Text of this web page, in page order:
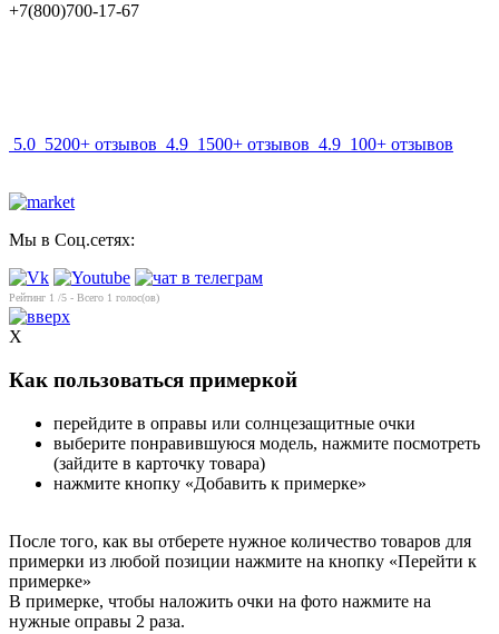
+7(800)700-17-67
5.0 5200+ отзывов 4.9 1500+ отзывов 4.9 100+ отзывов
Мы в Соц.сетях:
Рейтинг 1 /5 - Всего 1 голос(ов)
X
Как пользоваться примеркой
перейдите в оправы или солнцезащитные очки
выберите понравившуюся модель, нажмите посмотреть
(зайдите в карточку товара)
нажмите кнопку «Добавить к примерке»
После того, как вы отберете нужное количество товаров для
примерки из любой позиции нажмите на кнопку «Перейти к
примерке»
В примерке, чтобы наложить очки на фото нажмите на
нужные оправы 2 раза.